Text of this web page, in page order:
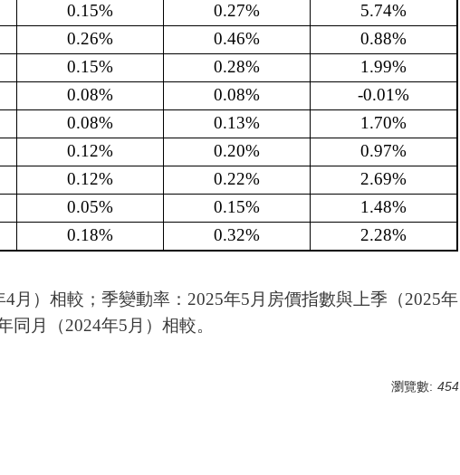
0.15% 0.27%
5.74%
0.26% 0.46%
0.88%
0.15% 0.28%
1.99%
0.08% 0.08%
-0.01%
0.08% 0.13%
1.70%
0.12% 0.20%
0.97%
0.12% 0.22%
2.69%
0.05% 0.15%
1.48%
0.18% 0.32%
2.28%
月）相較；季變動率：2025年5月房價指數與上季（2025年
月（2024年5月）相較。
瀏覽數: 454